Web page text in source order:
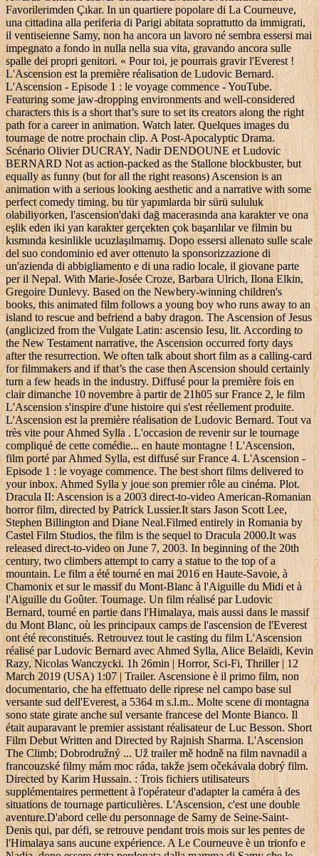
Favorilerimden Çıkar. In un quartiere popolare di La Courneuve,
una cittadina alla periferia di Parigi abitata soprattutto da immigrati,
il ventiseienne Samy, non ha ancora un lavoro né sembra essersi mai
impegnato a fondo in nulla nella sua vita, gravando ancora sulle
spalle dei propri genitori. « Pour toi, je pourrais gravir l'Everest !
L'Ascension est la première réalisation de Ludovic Bernard.
L'Ascension - Episode 1 : le voyage commence - YouTube.
Featuring some jaw-dropping environments and well-considered
characters this is a short that’s sure to set its creators along the right
path for a career in animation. Watch later. Quelques images du
tournage de notre prochain clip. A Post-Apocalyptic Drama.
Scénario Olivier DUCRAY, Nadir DENDOUNE et Ludovic
BERNARD Not as action-packed as the Stallone blockbuster, but
equally as funny (but for all the right reasons) Ascension is an
animation with a serious looking aesthetic and a narrative with some
perfect comedy timing. bu tür yapımlarda bir sürü sululuk
olabiliyorken, l'ascension'daki dağ macerasında ana karakter ve ona
eşlik eden iki yan karakter gerçekten çok başarılılar ve filmin bu
kısmında kesinlikle ucuzlaşılmamış. Dopo essersi allenato sulle scale
del suo condominio ed aver ottenuto la sponsorizzazione di
un'azienda di abbigliamento e di una radio locale, il giovane parte
per il Nepal. With Marie-Josée Croze, Barbara Ulrich, Ilona Elkin,
Gregoire Dunlevy. Based on the Newbery-winning children's
books, this animated film follows a young boy who runs away to an
island to rescue and befriend a baby dragon. The Ascension of Jesus
(anglicized from the Vulgate Latin: ascensio Iesu, lit. According to
the New Testament narrative, the Ascension occurred forty days
after the resurrection. We often talk about short film as a calling-card
for filmmakers and if that’s the case then Ascension should certainly
turn a few heads in the industry. Diffusé pour la première fois en
clair dimanche 10 novembre à partir de 21h05 sur France 2, le film
L'Ascension s'inspire d'une histoire qui s'est réellement produite.
L'Ascension est la première réalisation de Ludovic Bernard. Tout va
très vite pour Ahmed Sylla . L'occasion de revenir sur le tournage
compliqué de cette comédie... en haute montagne ! L'Ascension,
film porté par Ahmed Sylla, est diffusé sur France 4. L'Ascension -
Episode 1 : le voyage commence. The best short films delivered to
your inbox. Ahmed Sylla y joue son premier rôle au cinéma. Plot.
Dracula II: Ascension is a 2003 direct-to-video American-Romanian
horror film, directed by Patrick Lussier.It stars Jason Scott Lee,
Stephen Billington and Diane Neal.Filmed entirely in Romania by
Castel Film Studios, the film is the sequel to Dracula 2000.It was
released direct-to-video on June 7, 2003. In beginning of the 20th
century, two climbers attempt to carry a statue to the top of a
mountain. Le film a été tourné en mai 2016 en Haute-Savoie, à
Chamonix et sur le massif du Mont-Blanc à l'Aiguille du Midi et à
l'Aiguille du Goûter. Tournage. Un film réalisé par Ludovic
Bernard, tourné en partie dans l'Himalaya, mais aussi dans le massif
du Mont Blanc, où les principaux camps de l'ascension de l'Everest
ont été reconstitués. Retrouvez tout le casting du film L'Ascension
réalisé par Ludovic Bernard avec Ahmed Sylla, Alice Belaïdi, Kevin
Razy, Nicolas Wanczycki. 1h 26min | Horror, Sci-Fi, Thriller | 12
March 2019 (USA) 1:07 | Trailer. Ascensione è il primo film, non
documentario, che ha effettuato delle riprese nel campo base sul
versante sud dell'Everest, a 5364 m s.l.m.. Molte scene di montagna
sono state girate anche sul versante francese del Monte Bianco. Il
était auparavant le premier assistant réalisateur de Luc Besson. Short
Film Debut Written and Directed by Rajnish Sharma. L'Ascension
The Climb; Dobrodružný ... Už trailer mě hodně na film navnadil a
francouzské filmy mám moc ráda, takže jsem očekávala dobrý film.
Directed by Karim Hussain. : Trois fichiers utilisateurs
supplémentaires permettent à l'opérateur d'adapter la caméra à des
situations de tournage particulières. L'Ascension, c'est une double
aventure.D'abord celle du personnage de Samy de Seine-Saint-
Denis qui, par défi, se retrouve pendant trois mois sur les pentes de
l'Himalaya sans aucune expérience. A Le Courneuve è un trionfo e